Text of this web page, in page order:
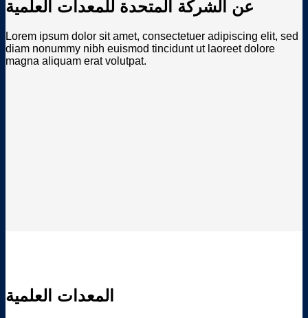
عن الشركة المتحدة للمعدات العلمية
Lorem ipsum dolor sit amet, consectetuer adipiscing elit, sed
diam nonummy nibh euismod tincidunt ut laoreet dolore
magna aliquam erat volutpat.
المعدات العلمية